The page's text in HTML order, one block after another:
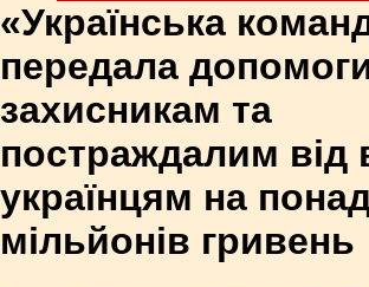
«Українська
передала
захисникам та
постраждалим від
українцям на
мільйонів гривень